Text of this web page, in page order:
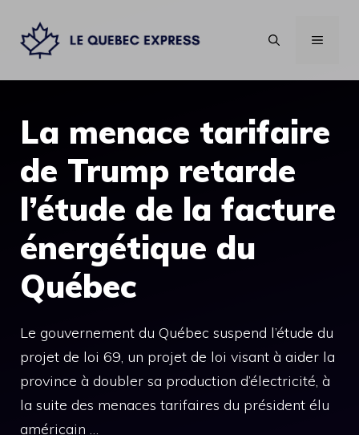
contenu
MENU
La menace tarifaire
de Trump retarde
l’étude de la facture
énergétique du
Québec
Le gouvernement du Québec suspend l’étude du
projet de loi 69, un projet de loi visant à aider la
province à doubler sa production d’électricité, à
la suite des menaces tarifaires du président élu
américain …